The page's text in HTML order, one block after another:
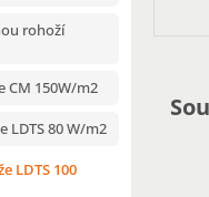
rohoží
CM 150W/m2
LDTS 80 W/m2
LDTS 100